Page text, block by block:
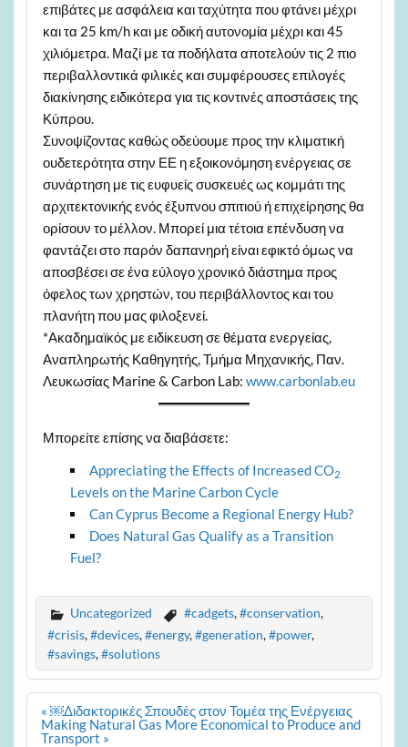
επιβάτες με ασφάλεια και ταχύτητα που φτάνει μέχρι
και τα 25 km/h και με οδική αυτονομία μέχρι και 45
χιλιόμετρα. Μαζί με τα ποδήλατα αποτελούν τις 2 πιο
περιβαλλοντικά φιλικές και συμφέρουσες επιλογές
διακίνησης ειδικότερα για τις κοντινές αποστάσεις της
Κύπρου.
Συνοψίζοντας καθώς οδεύουμε προς την κλιματική
ουδετερότητα στην ΕΕ η εξοικονόμηση ενέργειας σε
συνάρτηση με τις ευφυείς συσκευές ως κομμάτι της
αρχιτεκτονικής ενός έξυπνου σπιτιού ή επιχείρησης θα
ορίσουν το μέλλον. Μπορεί μια τέτοια επένδυση να
φαντάζει στο παρόν δαπανηρή είναι εφικτό όμως να
αποσβέσει σε ένα εύλογο χρονικό διάστημα προς
όφελος των χρηστών, του περιβάλλοντος και του
πλανήτη που μας φιλοξενεί.
*Ακαδημαϊκός με ειδίκευση σε θέματα ενεργείας,
Αναπληρωτής Καθηγητής, Τμήμα Μηχανικής, Παν.
Λευκωσίας Marine & Carbon Lab: www.carbonlab.eu
Μπορείτε επίσης να διαβάσετε:
Appreciating the Effects of Increased CO2
Levels on the Marine Carbon Cycle
Can Cyprus Become a Regional Energy Hub?
Does Natural Gas Qualify as a Transition
Fuel?
Uncategorized #cadgets,#conservation,
#crisis,#devices,#energy,#generation,#power,
#savings,#solutions
Post
navigation
« ￼Διδακτορικές Σπουδές στον Τομέα της Ενέργειας
Making Natural Gas More Economical to Produce and
Transport »